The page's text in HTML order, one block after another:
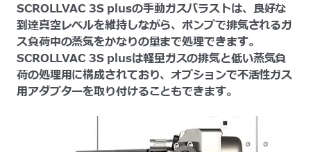
SCROLLVAC 3S plusの手動ガスバラストは、良好な
到達真空レベルを維持しながら、ポンプで排気されるガ
ス負荷中の蒸気をかなりの量まで処理できます。
SCROLLVAC 3S plusは軽量ガスの排気と低い蒸気負
荷の処理用に構成されており、オプションで不活性ガス
用アダプターを取り付けることもできます。